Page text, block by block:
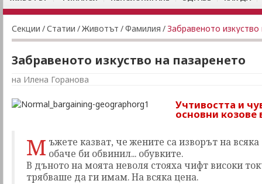
Секции /Статии /Животът /Фамилия /Забравеното
Забравеното изкуство на пазаренето
на Илена Горанова
Учтивостта и
основни козове
М ъжете казват, че жените са изворът на
обаче би обвинил... обувките.
В дъното на моята неволя стояха чифт високи
трябваше да ги имам. На всяка цена.